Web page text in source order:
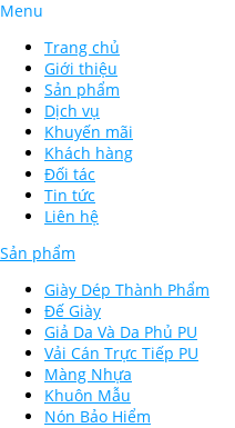
Menu
Trang chủ
Giới thiệu
Sản phẩm
Dịch vụ
Khuyến mãi
Khách hàng
Đối tác
Tin tức
Liên hệ
Sản phẩm
Giày Dép Thành Phẩm
Đế Giày
Giả Da Và Da Phủ PU
Vải Cán Trực Tiếp PU
Màng Nhựa
Khuôn Mẫu
Nón Bảo Hiểm